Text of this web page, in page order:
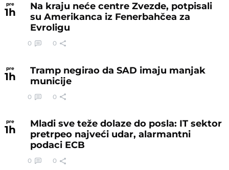
pre
1h
Na kraju neće centre Zvezde, potpisali
su Amerikanca iz Fenerbahčea za
Evroligu
0 0
pre
1h
Tramp negirao da SAD imaju manjak
municije
0 0
pre
1h
Mladi sve teže dolaze do posla: IT sektor
pretrpeo najveći udar, alarmantni
podaci ECB
0 0